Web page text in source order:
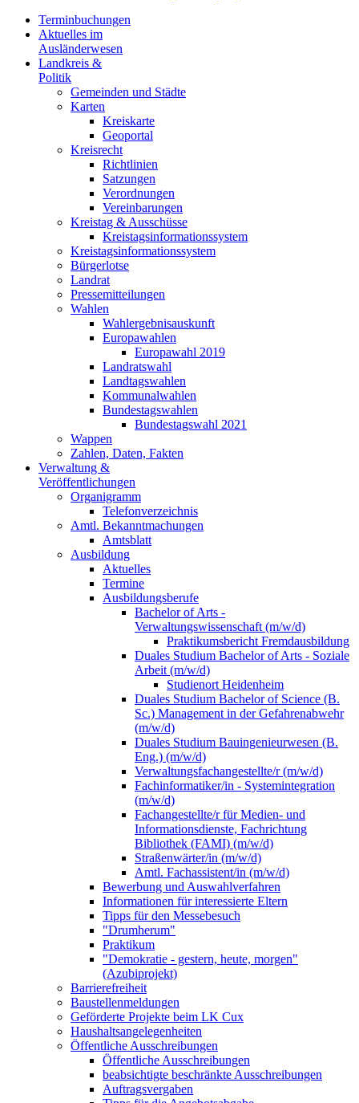
Terminbuchungen
Aktuelles im
Ausländerwesen
Landkreis &
Politik
Gemeinden und Städte
Karten
Kreiskarte
Geoportal
Kreisrecht
Richtlinien
Satzungen
Verordnungen
Vereinbarungen
Kreistag & Ausschüsse
Kreistagsinformationssystem
Kreistagsinformationssystem
Bürgerlotse
Landrat
Pressemitteilungen
Wahlen
Wahlergebnisauskunft
Europawahlen
Europawahl 2019
Landratswahl
Landtagswahlen
Kommunalwahlen
Bundestagswahlen
Bundestagswahl 2021
Wappen
Zahlen, Daten, Fakten
Verwaltung &
Veröffentlichungen
Organigramm
Telefonverzeichnis
Amtl. Bekanntmachungen
Amtsblatt
Ausbildung
Aktuelles
Termine
Ausbildungsberufe
Bachelor of Arts -
Verwaltungswissenschaft (m/w/d)
Praktikumsbericht Fremdausbildung
Duales Studium Bachelor of Arts - Soziale
Arbeit (m/w/d)
Studienort Heidenheim
Duales Studium Bachelor of Science (B.
Sc.) Management in der Gefahrenabwehr
(m/w/d)
Duales Studium Bauingenieurwesen (B.
Eng.) (m/w/d)
Verwaltungsfachangestellte/r (m/w/d)
Fachinformatiker/in - Systemintegration
(m/w/d)
Fachangestellte/r für Medien- und
Informationsdienste, Fachrichtung
Bibliothek (FAMI) (m/w/d)
Straßenwärter/in (m/w/d)
Amtl. Fachassistent/in (m/w/d)
Bewerbung und Auswahlverfahren
Informationen für interessierte Eltern
Tipps für den Messebesuch
"Drumherum"
Praktikum
"Demokratie - gestern, heute, morgen"
(Azubiprojekt)
Barrierefreiheit
Baustellenmeldungen
Geförderte Projekte beim LK Cux
Haushaltsangelegenheiten
Öffentliche Ausschreibungen
Öffentliche Ausschreibungen
beabsichtigte beschränkte Ausschreibungen
Auftragsvergaben